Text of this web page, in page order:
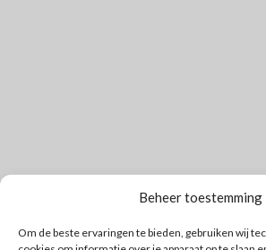
Beheer toestemming
Om de beste ervaringen te bieden, gebruiken wij